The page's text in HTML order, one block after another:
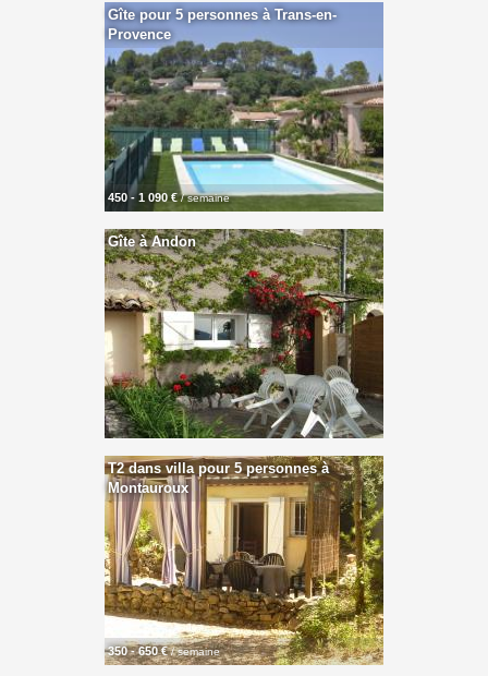
Gîte pour 5 personnes à Trans-en-
Provence
450 - 1 090 €/ semaine
Gîte à Andon
T2 dans villa pour 5 personnes à
Montauroux
350 - 650 €/ semaine